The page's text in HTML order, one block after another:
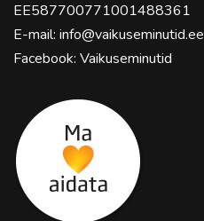
EE587700771001488361
E-mail: info@vaikuseminutid.ee
Facebook: Vaikuseminutid